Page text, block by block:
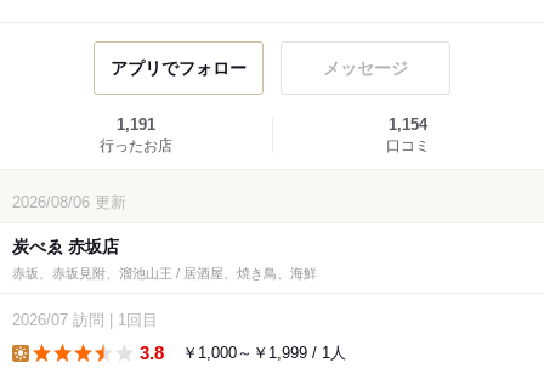
アプリでフォロー メッセージ
1,191
行ったお店
1,154
口コミ
2026/08/06 更新
炭べゑ 赤坂店
赤坂、赤坂見附、溜池山王 / 居酒屋、焼き鳥、海鮮
2026/07 訪問 1回目
3.8 ￥1,000～￥1,999 / 1人